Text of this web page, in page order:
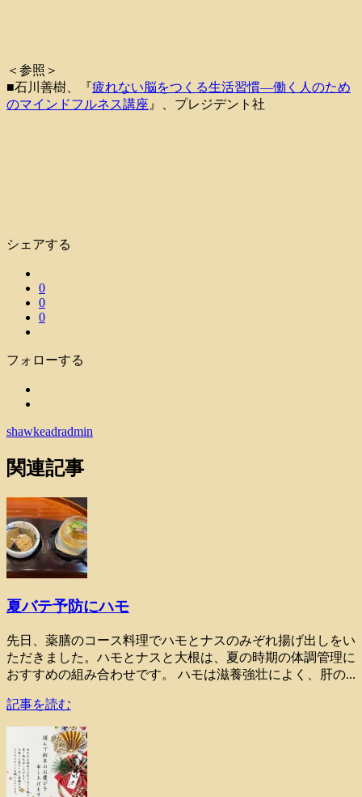
＜参照＞
■石川善樹、『疲れない脳をつくる生活習慣―働く人のため
のマインドフルネス講座 』、プレジデント社
シェアする
0
0
0
フォローする
shawkeadradmin
関連記事
夏バテ予防にハモ
先日、薬膳のコース料理でハモとナスのみぞれ揚げ出しをい
ただきました。ハモとナスと大根は、夏の時期の体調管理に
おすすめの組み合わせです。 ハモは滋養強壮によく、肝の...
記事を読む